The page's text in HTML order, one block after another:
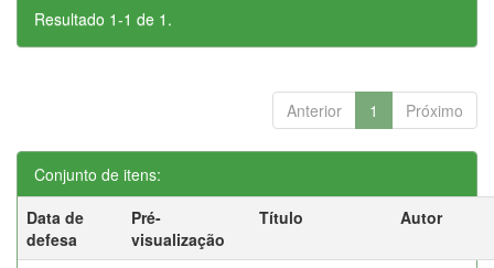
Resultado 1-1 de 1.
Anterior 1 Próximo
Conjunto de itens:
Data de
defesa
Pré-
visualização
Título Autor